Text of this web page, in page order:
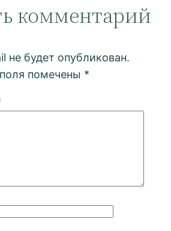
комментарий
не будет опубликован.
помечены *